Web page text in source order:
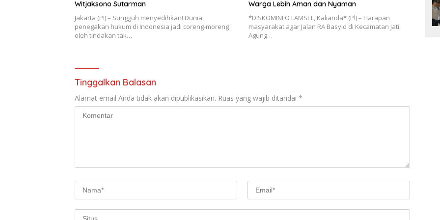
Witjaksono Sutarman
Jakarta (PI) – Sungguh menyedihkan! Dunia
penegakan hukum di Indonesia jadi coreng-moreng
oleh tindakan tak…
Warga Lebih Aman dan Nyaman
*DISKOMINFO LAMSEL, Kalianda* (Pl) – Harapan
masyarakat agar Jalan RA Basyid di Kecamatan Jati
Agung…
Tinggalkan Balasan
Alamat email Anda tidak akan dipublikasikan. Ruas yang wajib ditandai *